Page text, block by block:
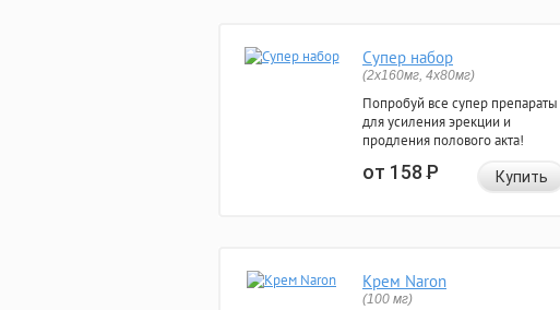
Супер набор
(2х160мг, 4х80мг)
Попробуй все супер препараты
для усиления эрекции и
продления полового акта!
от 158Р Купить
Крем Naron
(100 мг)